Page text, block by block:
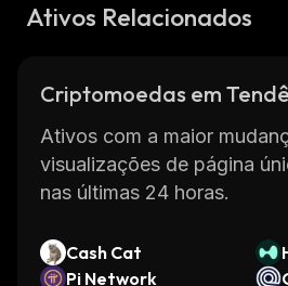
Ativos Relacionados
Criptomoedas em
Ativos com a maior
visualizações de página
nas últimas 24 horas.
Cash Cat
Pi Network